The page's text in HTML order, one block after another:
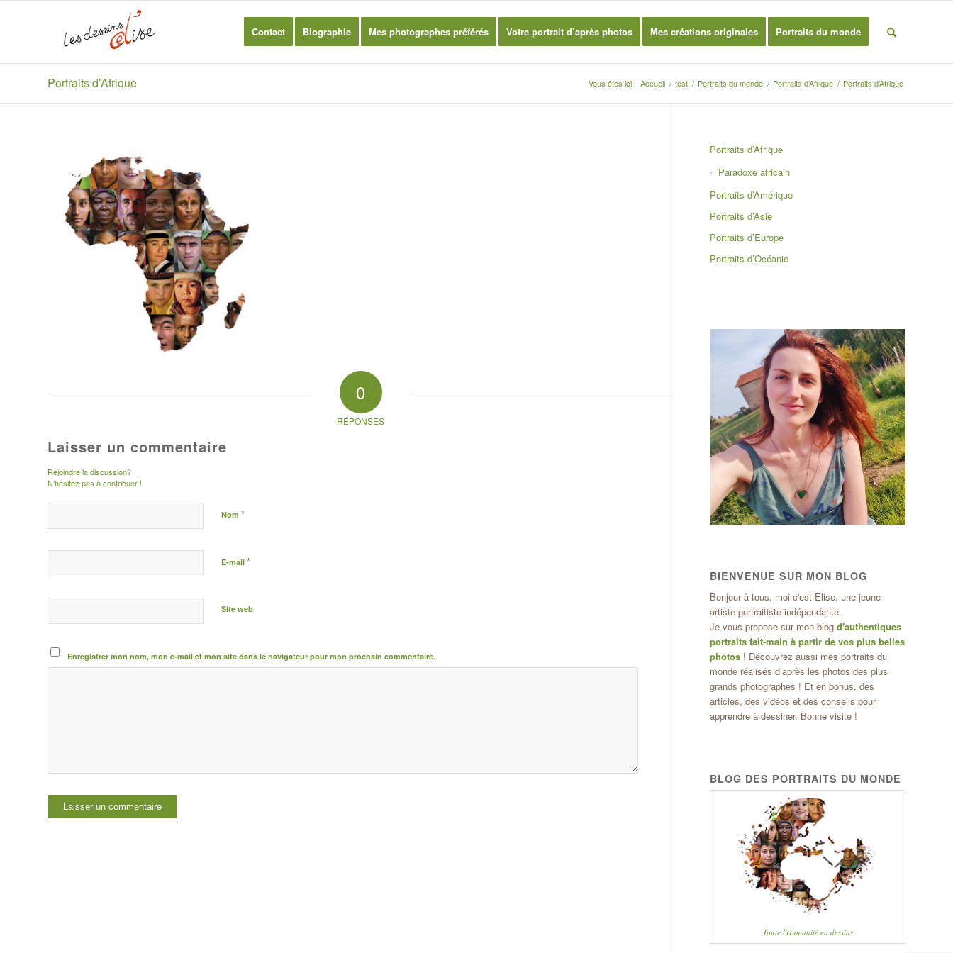
Contact Biographie Mes photographes préférés Votre portrait d’après photos Mes créations originales Portraits du monde
Portraits d’Afrique Vous êtes ici : Accueil / test / Portraits du monde / Portraits d’Afrique / Portraits d’Afrique
0
RÉPONSES
Laisser un commentaire
Rejoindre la discussion?
N’hésitez pas à contribuer !
Nom *
E-mail *
Site web
Enregistrer mon nom, mon e-mail et mon site dans le navigateur pour mon prochain commentaire.
Portraits d’Afrique
Paradoxe africain
Portraits d’Amérique
Portraits d’Asie
Portraits d’Europe
Portraits d’Océanie
BIENVENUE SUR MON BLOG
Bonjour à tous, moi c'est Elise, une jeune
artiste portraitiste indépendante.
Je vous propose sur mon blogd'authentiques
portraits fait-main à partir de vos plus belles
photos ! Découvrez aussi mes portraits du
monde réalisés d’après les photos des plus
grands photographes ! Et en bonus, des
articles, des vidéos et des conseils pour
apprendre à dessiner. Bonne visite !
BLOG DES PORTRAITS DU MONDE
Toute l'Humanité en dessins